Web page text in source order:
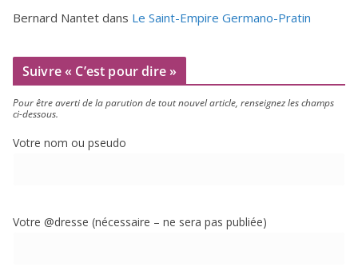
Bernard Nantet dans Le Saint-Empire Germano-Pratin
Suivre « C’est pour dire »
Pour être aver­ti de la paru­tion de tout nou­vel article, ren­sei­gnez les champs
ci-dessous.
Votre nom ou pseudo
Votre @dresse (néces­saire – ne sera pas publiée)